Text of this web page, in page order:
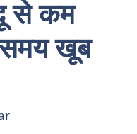
से कम
खूब